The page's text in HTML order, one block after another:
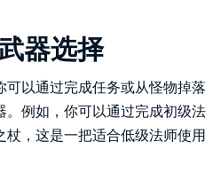
器选择
以通过完成任务或从怪物掉落
例如，你可以通过完成初级法
，这是一把适合低级法师使用